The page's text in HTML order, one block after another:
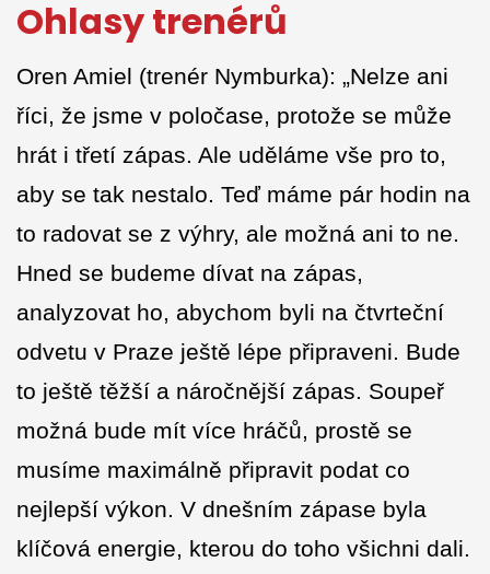
Ohlasy trenérů
Oren Amiel (trenér Nymburka): „Nelze ani
říci, že jsme v poločase, protože se může
hrát i třetí zápas. Ale uděláme vše pro to,
aby se tak nestalo. Teď máme pár hodin na
to radovat se z výhry, ale možná ani to ne.
Hned se budeme dívat na zápas,
analyzovat ho, abychom byli na čtvrteční
odvetu v Praze ještě lépe připraveni. Bude
to ještě těžší a náročnější zápas. Soupeř
možná bude mít více hráčů, prostě se
musíme maximálně připravit podat co
nejlepší výkon. V dnešním zápase byla
klíčová energie, kterou do toho všichni dali.